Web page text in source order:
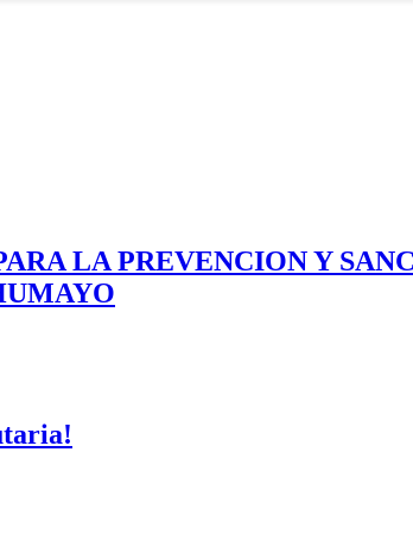
LA PREVENCION Y